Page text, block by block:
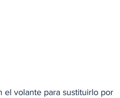
volante para sustituirlo por